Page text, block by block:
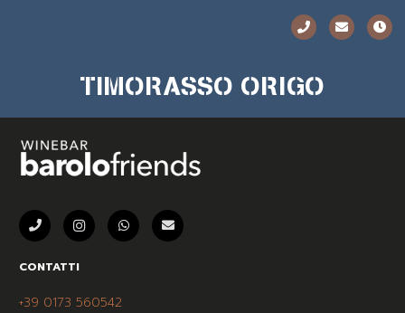
TIMORASSO ORIGO
CONTATTI
+39 0173 560542